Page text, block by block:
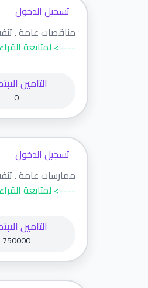
تسجيل الدخول
مناقصات عامة .
----> لمتابعة
التامين
0
تسجيل الدخول
ممارسات عامة .
----> لمتابعة
التامين
750000